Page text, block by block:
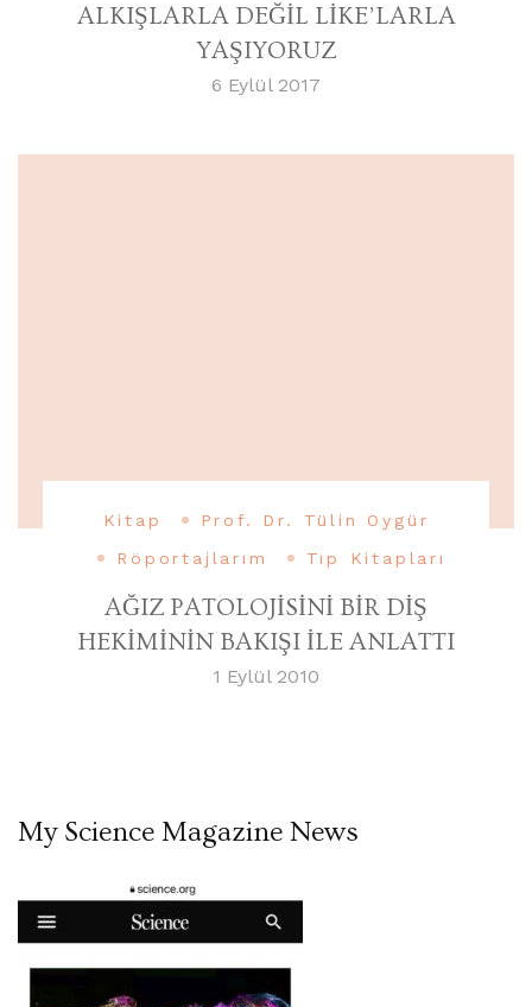
ALKIŞLARLA DEĞİL LİKE’LARLA
YAŞIYORUZ
6 Eylül 2017
Kitap
Prof. Dr. Tülin Oygür
Röportajlarım
Tıp Kitapları
AĞIZ PATOLOJİSİNİ BİR DİŞ
HEKİMİNİN BAKIŞI İLE ANLATTI
1 Eylül 2010
My Science Magazine News